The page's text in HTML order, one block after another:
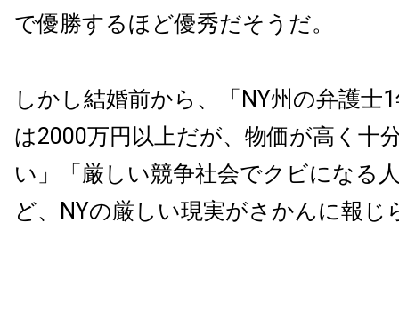
で優勝するほど優秀だそうだ。
しかし結婚前から、「NY州の弁護士
は2000万円以上だが、物価が高く十
い」「厳しい競争社会でクビになる
ど、NYの厳しい現実がさかんに報じ